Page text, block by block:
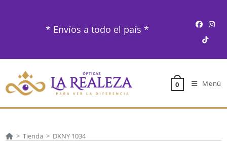
* Envíos a todo el país *
0 Menú
> Tienda > DKNY 1034